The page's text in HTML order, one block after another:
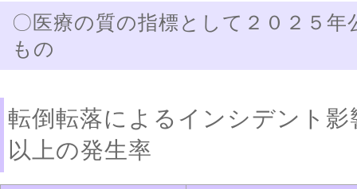
〇医療の質の指標として２０２５年
もの
転倒転落によるインシデント
以上の発生率